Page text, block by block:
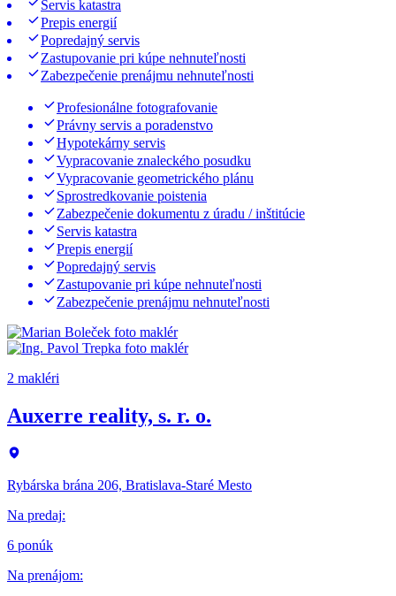
Servis katastra
Prepis energií
Popredajný servis
Zastupovanie pri kúpe nehnuteľnosti
Zabezpečenie prenájmu nehnuteľnosti
Profesionálne fotografovanie
Právny servis a poradenstvo
Hypotekárny servis
Vypracovanie znaleckého posudku
Vypracovanie geometrického plánu
Sprostredkovanie poistenia
Zabezpečenie dokumentu z úradu / inštitúcie
Servis katastra
Prepis energií
Popredajný servis
Zastupovanie pri kúpe nehnuteľnosti
Zabezpečenie prenájmu nehnuteľnosti
2 makléri
Auxerre reality, s. r. o.
Rybárska brána 206, Bratislava-Staré Mesto
Na predaj:
6 ponúk
Na prenájom: